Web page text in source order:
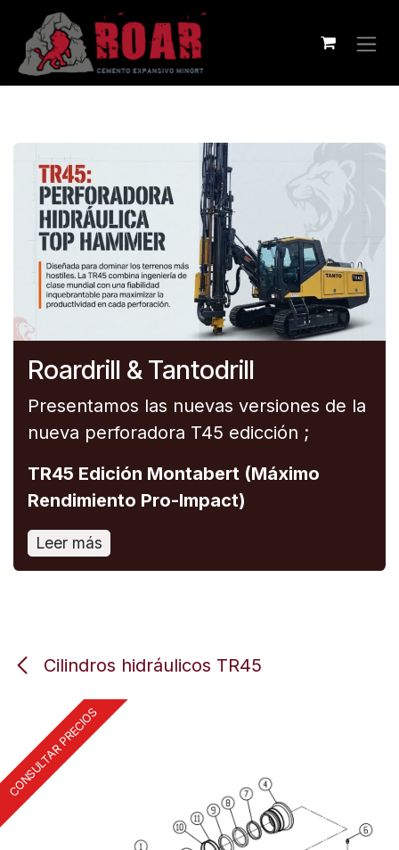
Skip to Content
Roardrill & Tantodrill
Presentamos las nuevas versiones de la
nueva perforadora T45 edicción ;
TR45 Edición Montabert (Máximo
Rendimiento Pro-Impact)
Leer más
Cilindros hidráulicos TR45
CONSULTAR PRECIOS